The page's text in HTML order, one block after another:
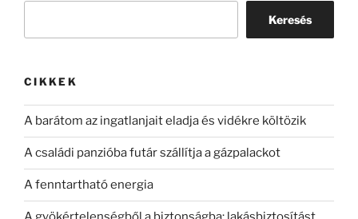
Keresés
CIKKEK
A barátom az ingatlanjait eladja és vidékre költözik
A családi panzióba futár szállítja a gázpalackot
A fenntartható energia